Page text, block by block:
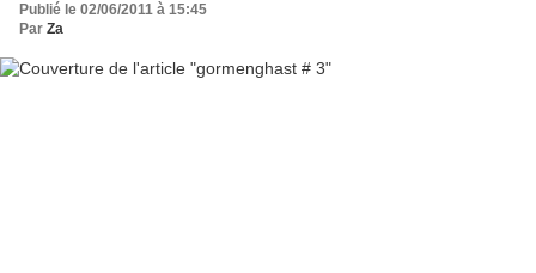
Publié le 02/06/2011 à 15:45
Par Za